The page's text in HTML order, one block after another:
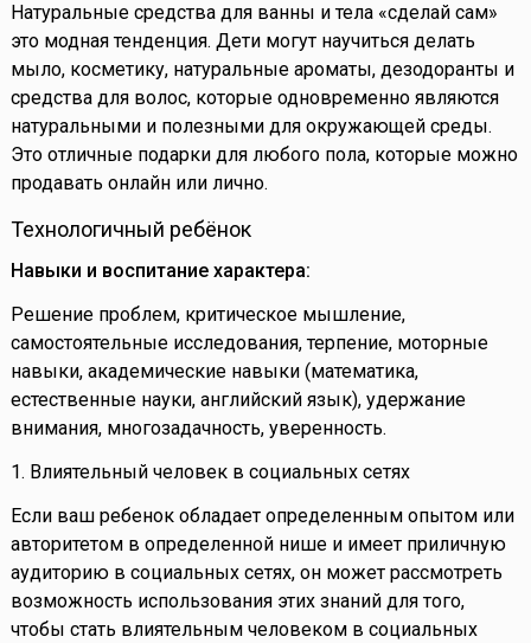
Натуральные средства для ванны и тела «сделай сам»
это модная тенденция. Дети могут научиться делать
мыло, косметику, натуральные ароматы, дезодоранты и
средства для волос, которые одновременно являются
натуральными и полезными для окружающей среды.
Это отличные подарки для любого пола, которые можно
продавать онлайн или лично.
Технологичный ребёнок
Навыки и воспитание характера:
Решение проблем, критическое мышление,
самостоятельные исследования, терпение, моторные
навыки, академические навыки (математика,
естественные науки, английский язык), удержание
внимания, многозадачность, уверенность.
1. Влиятельный человек в социальных сетях
Если ваш ребенок обладает определенным опытом или
авторитетом в определенной нише и имеет приличную
аудиторию в социальных сетях, он может рассмотреть
возможность использования этих знаний для того,
чтобы стать влиятельным человеком в социальных